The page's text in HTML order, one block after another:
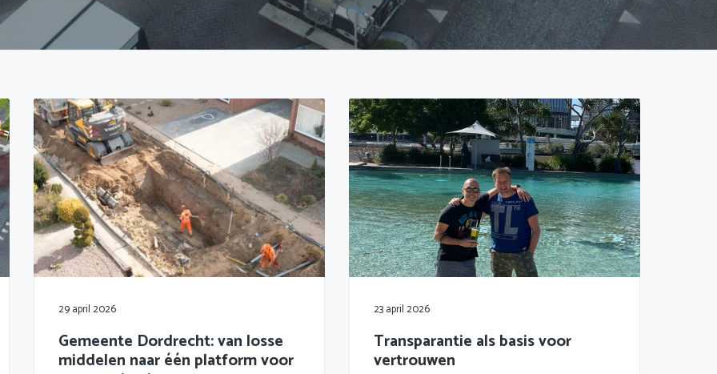
29 april 2026
Gemeente Dordrecht: van losse
middelen naar één platform voor
23 april 2026
Transparantie als basis voor
vertrouwen